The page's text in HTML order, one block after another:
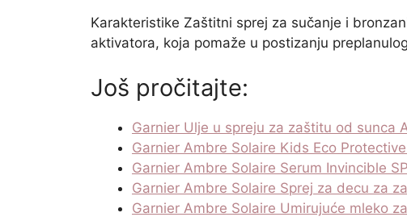
Karakteristike Zaštitni sprej za sučanje i
aktivatora, koja pomaže u postizanju
Još pročitajte:
Garnier Ulje u spreju za zaštitu od sunca
Garnier Ambre Solaire Kids Eco
Garnier Ambre Solaire Serum Invincible
Garnier Ambre Solaire Sprej za decu za
Garnier Ambre Solaire Umirujuće mleko